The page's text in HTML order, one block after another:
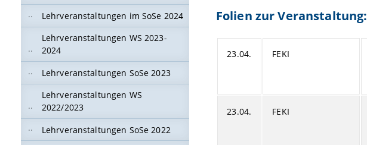
Lehrveranstaltungen im SoSe 2024
Lehrveranstaltungen WS 2023-
2024
Lehrveranstaltungen SoSe 2023
Lehrveranstaltungen WS
2022/2023
Lehrveranstaltungen SoSe 2022
Folien zur Veranstaltung:
23.04. FEKI
23.04. FEKI